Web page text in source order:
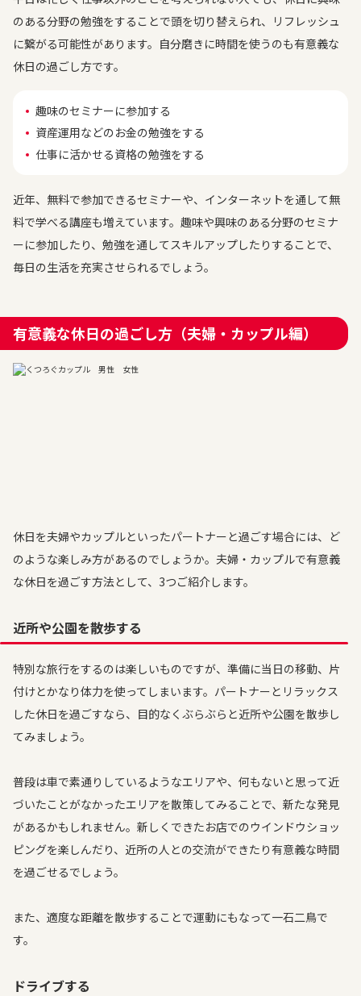
のある分野の勉強をすることで頭を切り替えられ、リフレッシュ
に繋がる可能性があります。自分磨きに時間を使うのも有意義な
休日の過ごし方です。
趣味のセミナーに参加する
資産運用などのお金の勉強をする
仕事に活かせる資格の勉強をする
近年、無料で参加できるセミナーや、インターネットを通して無
料で学べる講座も増えています。趣味や興味のある分野のセミナ
ーに参加したり、勉強を通してスキルアップしたりすることで、
毎日の生活を充実させられるでしょう。
有意義な休日の過ごし方（夫婦・カップル編）
休日を夫婦やカップルといったパートナーと過ごす場合には、ど
のような楽しみ方があるのでしょうか。夫婦・カップルで有意義
な休日を過ごす方法として、3つご紹介します。
近所や公園を散歩する
特別な旅行をするのは楽しいものですが、準備に当日の移動、片
付けとかなり体力を使ってしまいます。パートナーとリラックス
した休日を過ごすなら、目的なくぶらぶらと近所や公園を散歩し
てみましょう。
普段は車で素通りしているようなエリアや、何もないと思って近
づいたことがなかったエリアを散策してみることで、新たな発見
があるかもしれません。新しくできたお店でのウインドウショッ
ピングを楽しんだり、近所の人との交流ができたり有意義な時間
を過ごせるでしょう。
また、適度な距離を散歩することで運動にもなって一石二鳥で
す。
ドライブする